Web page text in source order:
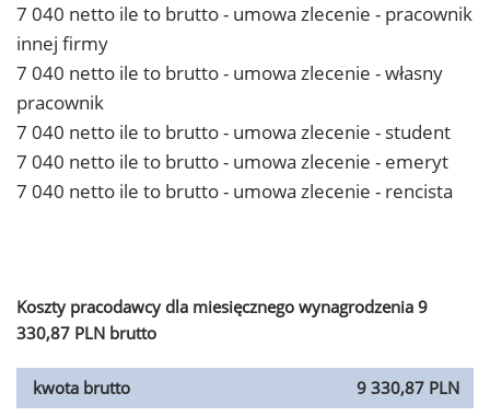
7 040 netto ile to brutto - umowa zlecenie - pracownik
innej firmy
7 040 netto ile to brutto - umowa zlecenie - własny
pracownik
7 040 netto ile to brutto - umowa zlecenie - student
7 040 netto ile to brutto - umowa zlecenie - emeryt
7 040 netto ile to brutto - umowa zlecenie - rencista
Koszty pracodawcy dla miesięcznego wynagrodzenia 9
330,87 PLN brutto
kwota brutto
9 330,87 PLN